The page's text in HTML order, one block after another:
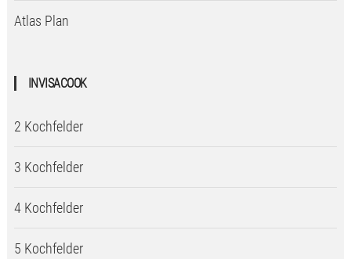
Atlas Plan
INVISACOOK
2 Kochfelder
3 Kochfelder
4 Kochfelder
5 Kochfelder